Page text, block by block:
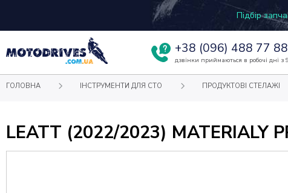
Підбір
+38 (096) 488 77 88
дзвінки приймаються в робочі дні з
ГОЛОВНА ІНСТРУМЕНТИ ДЛЯ СТО ПРОДУКТОВІ СТЕЛАЖІ
LEATT (2022/2023)